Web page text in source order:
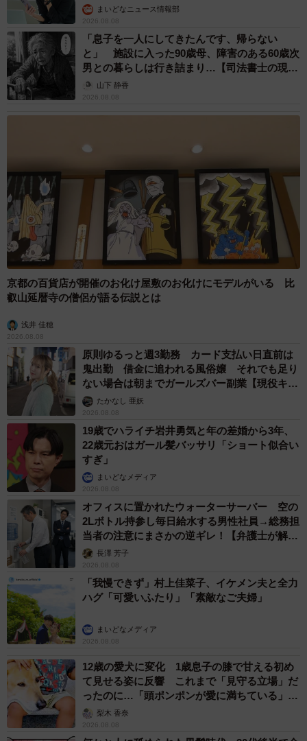
まいどなニュース情報部
2026.08.08
「息子を一人にしてきたんです、帰らない
と」 施設に入った90歳母、障害のある60歳次
男との暮らしは行き詰まり…【司法書士の現場
から】山下 静香
2026.08.08
京都の百貨店が開催のお化け屋敷のお化けにモデルがいる 比
叡山延暦寺の僧侶が語る伝説とは
浅井 佳穂
2026.08.08
原則ゆるっと週3勤務 カード支払い日直前は
鬼出勤 借金に追われる風俗嬢 それでも足り
ない場合は朝までガールズバー副業【現役キャ
ストに取材】
たかなし 亜妖
2026.08.08
19歳でハライチ岩井勇気と年の差婚から3年、
22歳元おはガール髪バッサリ「ショート似合い
すぎ」
まいどなメディア
2026.08.08
オフィスに置かれたウォーターサーバー 空の
2Lボトル持参し毎日給水する男性社員→総務担
当者の注意にまさかの逆ギレ！【弁護士が解
説】長澤 芳子
2026.08.08
「我慢できず」村上佳菜子、イケメン夫と全力
ハグ「可愛いふたり」「素敵なご夫婦」
まいどなメディア
2026.08.08
12歳の愛犬に変化 1歳息子の膝で甘える初め
て見せる姿に反響 これまで「見守る立場」だ
ったのに…「頭ポンポンが愛に満ちている」
「尊…」
梨木 香奈
2026.08.08